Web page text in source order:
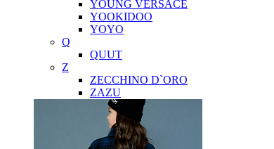
YOUNG VERSACE
YOOKIDOO
YOYO
Q
QUUT
Z
ZECCHINO D`ORO
ZAZU